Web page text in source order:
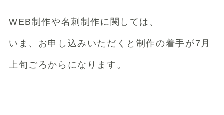
WEB制作や名刺制作に関しては、
いま、お申し込みいただくと制作の着手が7月
上旬ごろからになります。